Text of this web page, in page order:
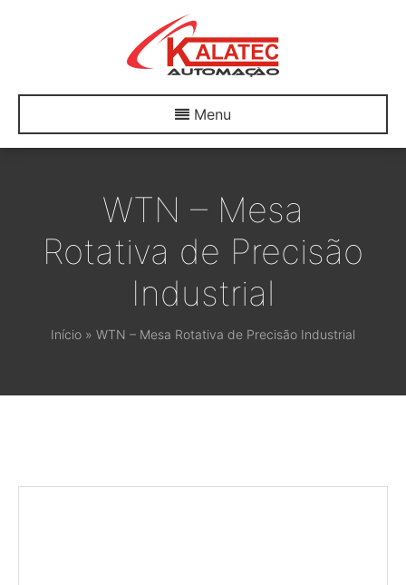
Menu
WTN – Mesa
Rotativa de Precisão
Industrial
Início » WTN – Mesa Rotativa de Precisão Industrial